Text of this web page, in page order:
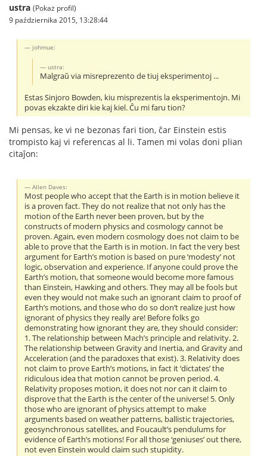
ustra (Pokaż profil)
9 października 2015, 13:28:44
johmue:
ustra:
Malgraŭ via misreprezento de tiuj eksperimentoj ...
Estas Sinjoro Bowden, kiu misprezentis la eksperimentojn. Mi
povas ekzakte diri kie kaj kiel. Ĉu mi faru tion?
Mi pensas, ke vi ne bezonas fari tion, ĉar Einstein estis
trompisto kaj vi referencas al li. Tamen mi volas doni plian
citaĵon:
Allen Daves:
Most people who accept that the Earth is in motion believe it
is a proven fact. They do not realize that not only has the
motion of the Earth never been proven, but by the
constructs of modern physics and cosmology cannot be
proven. Again, even modern cosmology does not claim to be
able to prove that the Earth is in motion. In fact the very best
argument for Earth’s motion is based on pure ‘modesty’ not
logic, observation and experience. If anyone could prove the
Earth’s motion, that someone would become more famous
than Einstein, Hawking and others. They may all be fools but
even they would not make such an ignorant claim to proof of
Earth’s motions, and those who do so don’t realize just how
ignorant of physics they really are! Before folks go
demonstrating how ignorant they are, they should consider:
1. The relationship between Mach’s principle and relativity. 2.
The relationship between Gravity and Inertia, and Gravity and
Acceleration (and the paradoxes that exist). 3. Relativity does
not claim to prove Earth’s motions, in fact it ‘dictates’ the
ridiculous idea that motion cannot be proven period. 4.
Relativity proposes motion, it does not nor can it claim to
disprove that the Earth is the center of the universe! 5. Only
those who are ignorant of physics attempt to make
arguments based on weather patterns, ballistic trajectories,
geosynchronous satellites, and Foucault’s pendulums for
evidence of Earth’s motions! For all those ‘geniuses’ out there,
not even Einstein would claim such stupidity.